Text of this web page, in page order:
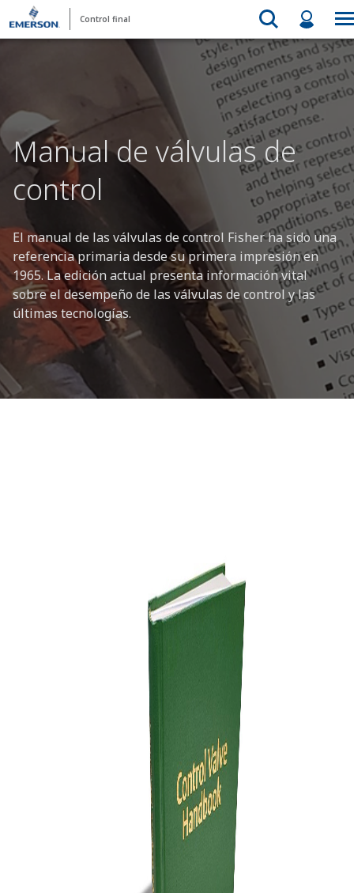
Control final
Manual de válvulas de
control
El manual de las válvulas de control Fisher ha sido una
referencia primaria desde su primera impresión en
1965. La edición actual presenta información vital
sobre el desempeño de las válvulas de control y las
últimas tecnologías.